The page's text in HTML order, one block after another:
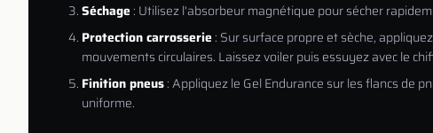
Séchage: Utilisez l'absorbeur magnétique pour sécher
Protection carrosserie: Sur surface propre et sèche,
mouvements circulaires. Laissez voiler puis essuyez avec le
Finition pneus: Appliquez le Gel Endurance sur les flancs de
uniforme.